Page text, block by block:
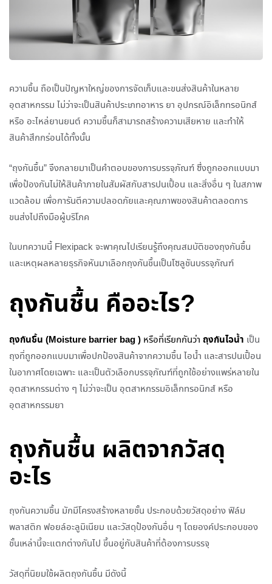
ความชื้น ถือเป็นปัญหาใหญ่ของการจัดเก็บและขนส่งสินค้าในหลาย
อุตสาหกรรม ไม่ว่าจะเป็นสินค้าประเภทอาหาร ยา อุปกรณ์อิเล็กทรอนิกส์
หรือ อะไหล่ยานยนต์ ความชื้นก็สามารถสร้างความเสียหาย และทำให้
สินค้าสึกกร่อนได้ทั้งนั้น
“ถุงกันชื้น” จึงกลายมาเป็นคำตอบของการบรรจุภัณฑ์ ซึ่งถูกออกแบบมา
เพื่อป้องกันไม่ให้สินค้าภายในสัมผัสกับสารปนเปื้อน และสิ่งอื่น ๆ ในสภาพ
แวดล้อม เพื่อการันตีความปลอดภัยและคุณภาพของสินค้าตลอดการ
ขนส่งไปถึงมือผู้บริโภค
ในบทความนี้ Flexipack จะพาคุณไปเรียนรู้ถึงคุณสมบัติของถุงกันชื้น
และเหตุผลหลายธุรกิจหันมาเลือกถุงกันชื้นเป็นโซลูชันบรรจุภัณฑ์
ถุงกันชื้น คืออะไร?
ถุงกันชื้น (Moisture barrier bag ) หรือที่เรียกกันว่า ถุงกันไอน้ำ เป็น
ถุงที่ถูกออกแบบมาเพื่อปกป้องสินค้าจากความชื้น ไอน้ำ และสารปนเปื้อน
ในอากาศโดยเฉพาะ และเป็นตัวเลือกบรรจุภัณฑ์ที่ถูกใช้อย่างแพร่หลายใน
อุตสาหกรรมต่าง ๆ ไม่ว่าจะเป็น อุตสาหกรรมอิเล็กทรอนิกส์ หรือ
อุตสาหกรรมยา
ถุงกันชื้น ผลิตจากวัสดุ
อะไร
ถุงกันความชื้น มักมีโครงสร้างหลายชั้น ประกอบด้วยวัสดุอย่าง ฟิล์ม
พลาสติก ฟอยล์อะลูมิเนียม และวัสดุป้องกันอื่น ๆ โดยองค์ประกอบของ
ชั้นเหล่านี้จะแตกต่างกันไป ขึ้นอยู่กับสินค้าที่ต้องการบรรจุ
วัสดุที่นิยมใช้ผลิตถุงกันชื้น มีดังนี้